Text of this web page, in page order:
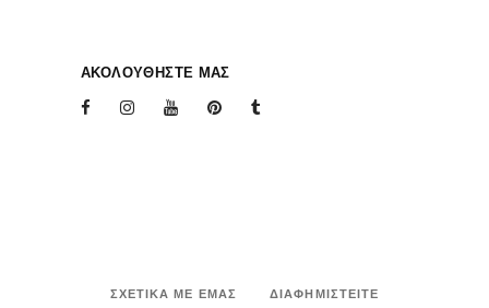
ΑΚΟΛΟΥΘΗΣΤΕ ΜΑΣ
ΣΧΕΤΙΚΑ ΜΕ ΕΜΑΣ ΔΙΑΦΗΜΙΣΤΕΙΤΕ